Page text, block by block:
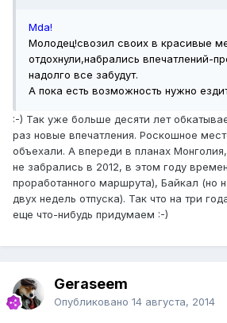
Mda!
Молодец!свозил своих в красивые
отдохнули,набрались впечатлений-
надолго все забудут.
А пока есть возможность нужно
:-) Так уже больше десяти лет
раз новые впечатления. Роскошное
объехали. А впереди в планах
не забрались в 2012, в этом году
проработанного маршрута), Байкал (но
двух недель отпуска). Так что на три
еще что-нибудь придумаем :-)
Geraseem
Опубликовано 14 августа, 2014